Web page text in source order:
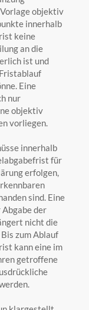
objektiv
innerhalb
keine
an die
ist und
Eine
nur
objektiv
vorliegen.
innerhalb
für
erfolgen,
sind. Eine
der
nicht die
zum Ablauf
kann eine im
getroffene